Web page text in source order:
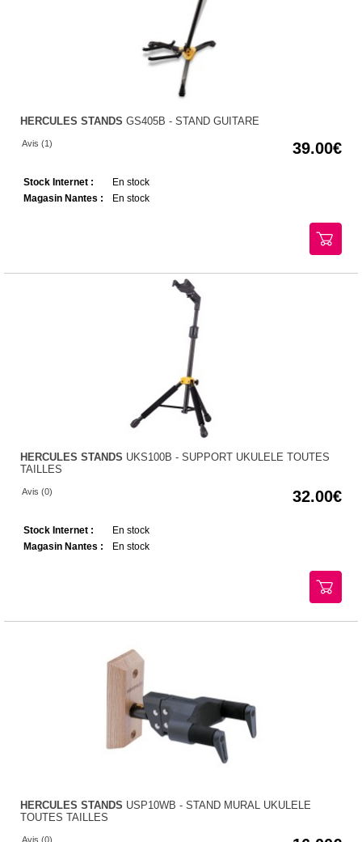
HERCULES STANDS GS405B - STAND GUITARE
Avis (1) 39.00
Stock Internet :
En stock
Magasin Nantes :
En stock
HERCULES STANDS UKS100B - SUPPORT UKULELE TOUTES
TAILLES
Avis (0) 32.00
Stock Internet :
En stock
Magasin Nantes :
En stock
HERCULES STANDS USP10WB - STAND MURAL UKULELE
TOUTES TAILLES
Avis (0)